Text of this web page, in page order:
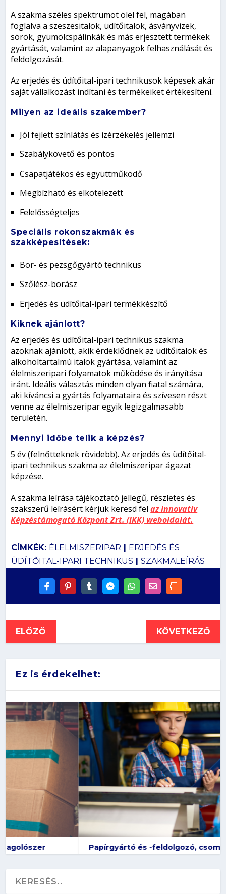
A szakma széles spektrumot ölel fel, magában
foglalva a szeszesitalok, üdítőitalok, ásványvizek,
sörök, gyümölcspálinkák és más erjesztett termékek
gyártását, valamint az alapanyagok felhasználását és
feldolgozását.
Az erjedés és üdítőital-ipari technikusok képesek akár
saját vállalkozást indítani és termékeiket értékesíteni.
Milyen az ideális szakember?
Jól fejlett színlátás és ízérzékelés jellemzi
Szabálykövető és pontos
Csapatjátékos és együttműködő
Megbízható és elkötelezett
Felelősségteljes
Speciális rokonszakmák és
szakképesítések:
Bor- és pezsgőgyártó technikus
Szőlész-borász
Erjedés és üdítőital-ipari termékkészítő
Kiknek ajánlott?
Az erjedés és üdítőital-ipari technikus szakma
azoknak ajánlott, akik érdeklődnek az üdítőitalok és
alkoholtartalmú italok gyártása, valamint az
élelmiszeripari folyamatok működése és irányítása
iránt. Ideális választás minden olyan fiatal számára,
aki kíváncsi a gyártás folyamataira és szívesen részt
venne az élelmiszeripar egyik legizgalmasabb
területén.
Mennyi időbe telik a képzés?
5 év (felnőtteknek rövidebb). Az erjedés és üdítőital-
ipari technikus szakma az élelmiszeripar ágazat
képzése.
A szakma leírása tájékoztató jellegű, részletes és
szakszerű leírásért kérjük keresd felaz Innovatív
Képzéstámogató Központ Zrt. (IKK) weboldalát.
CÍMKÉK: ÉLELMISZERIPAR | ERJEDÉS ÉS
ÜDÍTŐITAL-IPARI TECHNIKUS | SZAKMALEÍRÁS
ELŐZŐ KÖVETKEZŐ
Ez is érdekelhet:
Papírgyártó és -feldolgozó, csomagolószer-
gyártó